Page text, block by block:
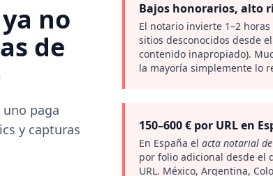
no
de
paga
y capturas
Bajos honorarios, alto
El notario invierte 1–2
sitios desconocidos desde
contenido inapropiado).
la mayoría simplemente lo
150–600 € por URL en
En España el acta notarial
por folio adicional desde el
URL. México, Argentina,